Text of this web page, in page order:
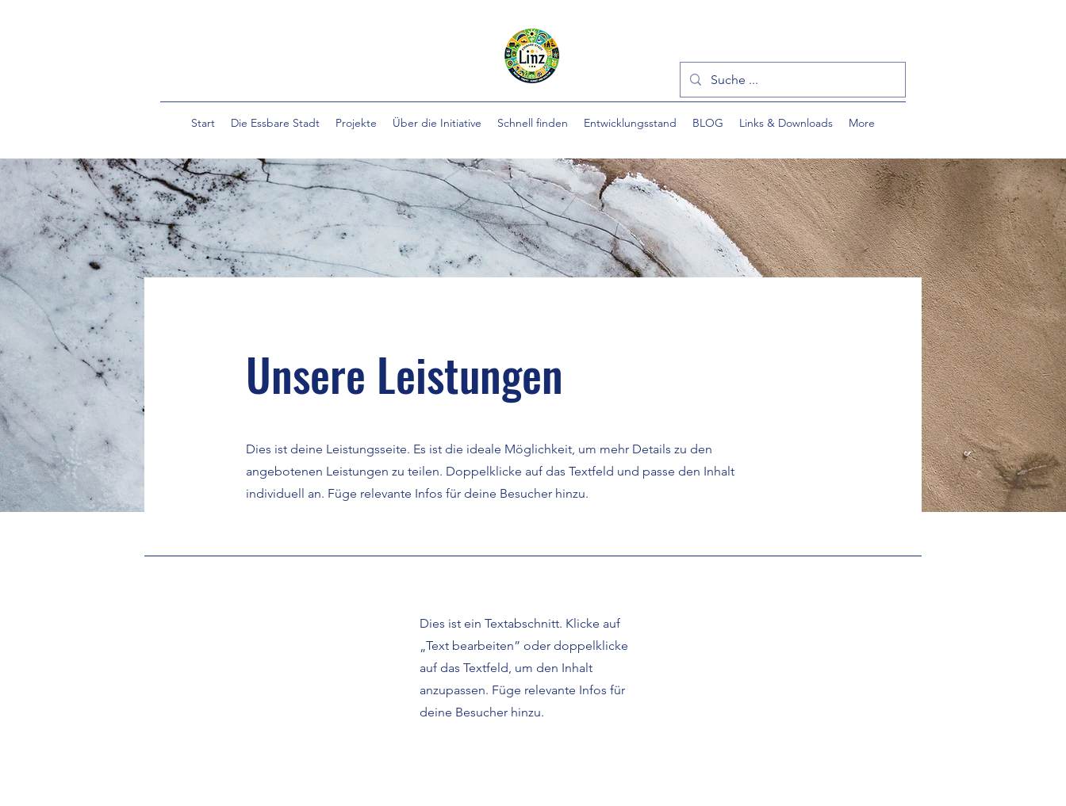
Start Die Essbare Stadt Projekte Über die Initiative Schnell finden Entwicklungsstand BLOG Links & Downloads More
Unsere Leistungen
Dies ist deine Leistungsseite. Es ist die ideale Möglichkeit, um mehr Details zu den
angebotenen Leistungen zu teilen. Doppelklicke auf das Textfeld und passe den Inhalt
individuell an. Füge relevante Infos für deine Besucher hinzu.
Dies ist ein Textabschnitt. Klicke auf
„Text bearbeiten” oder doppelklicke
auf das Textfeld, um den Inhalt
anzupassen. Füge relevante Infos für
deine Besucher hinzu.